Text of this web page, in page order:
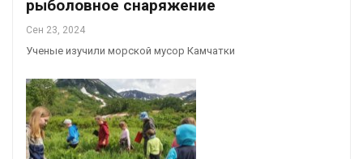
рыболовное снаряжение
Сен 23, 2024
Ученые изучили морской мусор Камчатки